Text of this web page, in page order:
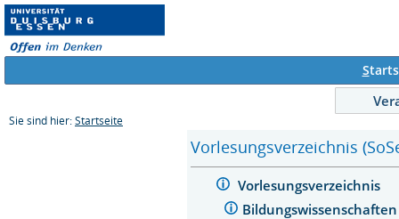
S
Sie sind hier: Startseite
Vorlesungsverzeichnis
Vorlesungsverzeichnis